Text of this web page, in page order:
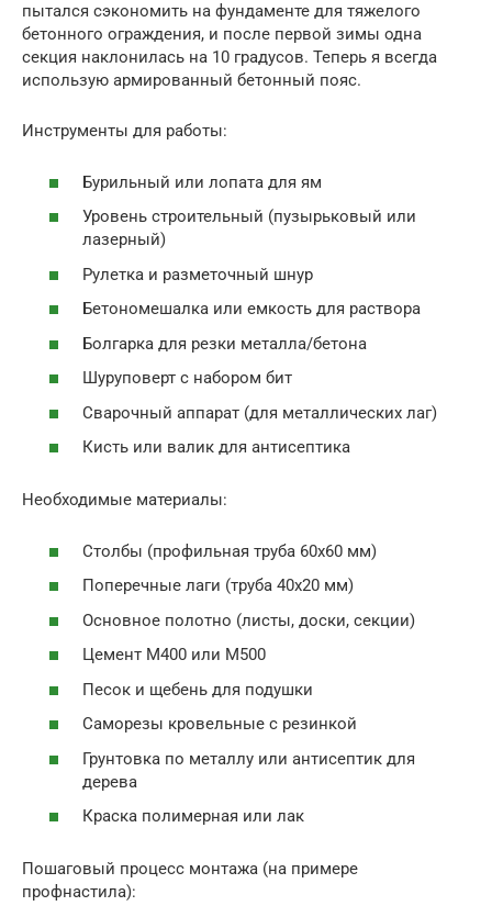
пытался сэкономить на фундаменте для тяжелого
бетонного ограждения, и после первой зимы одна
секция наклонилась на 10 градусов. Теперь я всегда
использую армированный бетонный пояс.
Инструменты для работы:
Бурильный или лопата для ям
Уровень строительный (пузырьковый или
лазерный)
Рулетка и разметочный шнур
Бетономешалка или емкость для раствора
Болгарка для резки металла/бетона
Шуруповерт с набором бит
Сварочный аппарат (для металлических лаг)
Кисть или валик для антисептика
Необходимые материалы:
Столбы (профильная труба 60х60 мм)
Поперечные лаги (труба 40х20 мм)
Основное полотно (листы, доски, секции)
Цемент М400 или М500
Песок и щебень для подушки
Саморезы кровельные с резинкой
Грунтовка по металлу или антисептик для
дерева
Краска полимерная или лак
Пошаговый процесс монтажа (на примере
профнастила):